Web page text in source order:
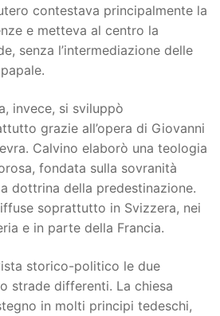
contestava principalmente la
e metteva al centro la
senza l’intermediazione delle
invece, si sviluppò
grazie all’opera di Giovanni
Calvino elaborò una teologia
fondata sulla sovranità
dottrina della predestinazione.
soprattutto in Svizzera, nei
e in parte della Francia.
storico-politico le due
strade differenti. La chiesa
in molti principi tedeschi,